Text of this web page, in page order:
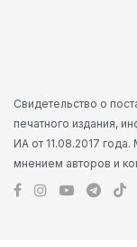
Свидетельство о
печатного издания,
ИА от 11.08.2017
мнением авторов и